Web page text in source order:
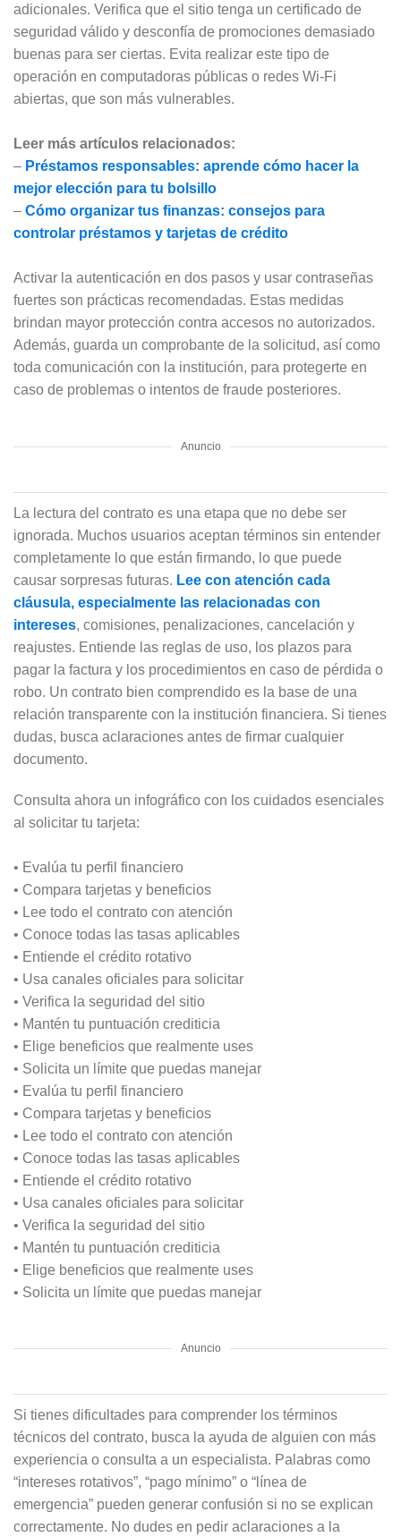
adicionales. Verifica que el sitio tenga un certificado de
seguridad válido y desconfía de promociones demasiado
buenas para ser ciertas. Evita realizar este tipo de
operación en computadoras públicas o redes Wi-Fi
abiertas, que son más vulnerables.
Leer más artículos relacionados:
– Préstamos responsables: aprende cómo hacer la
mejor elección para tu bolsillo
– Cómo organizar tus finanzas: consejos para
controlar préstamos y tarjetas de crédito
Activar la autenticación en dos pasos y usar contraseñas
fuertes son prácticas recomendadas. Estas medidas
brindan mayor protección contra accesos no autorizados.
Además, guarda un comprobante de la solicitud, así como
toda comunicación con la institución, para protegerte en
caso de problemas o intentos de fraude posteriores.
Anuncio
La lectura del contrato es una etapa que no debe ser
ignorada. Muchos usuarios aceptan términos sin entender
completamente lo que están firmando, lo que puede
causar sorpresas futuras. Lee con atención cada
cláusula, especialmente las relacionadas con
intereses, comisiones, penalizaciones, cancelación y
reajustes. Entiende las reglas de uso, los plazos para
pagar la factura y los procedimientos en caso de pérdida o
robo. Un contrato bien comprendido es la base de una
relación transparente con la institución financiera. Si tienes
dudas, busca aclaraciones antes de firmar cualquier
documento.
Consulta ahora un infográfico con los cuidados esenciales
al solicitar tu tarjeta:
• Evalúa tu perfil financiero
• Compara tarjetas y beneficios
• Lee todo el contrato con atención
• Conoce todas las tasas aplicables
• Entiende el crédito rotativo
• Usa canales oficiales para solicitar
• Verifica la seguridad del sitio
• Mantén tu puntuación crediticia
• Elige beneficios que realmente uses
• Solicita un límite que puedas manejar
• Evalúa tu perfil financiero
• Compara tarjetas y beneficios
• Lee todo el contrato con atención
• Conoce todas las tasas aplicables
• Entiende el crédito rotativo
• Usa canales oficiales para solicitar
• Verifica la seguridad del sitio
• Mantén tu puntuación crediticia
• Elige beneficios que realmente uses
• Solicita un límite que puedas manejar
Anuncio
Si tienes dificultades para comprender los términos
técnicos del contrato, busca la ayuda de alguien con más
experiencia o consulta a un especialista. Palabras como
“intereses rotativos”, “pago mínimo” o “línea de
emergencia” pueden generar confusión si no se explican
correctamente. No dudes en pedir aclaraciones a la